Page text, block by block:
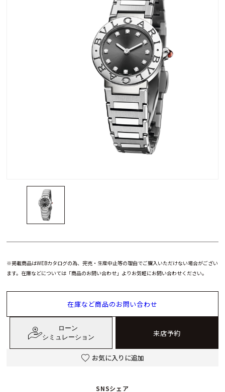
※掲載商品はWEBカタログの為、完売・生産中止等の理由でご購入いただけない場合がござい
ます。在庫などについては「商品のお問い合わせ」よりお気軽にお問い合わせください。
在庫など商品のお問い合わせ
ローン
シミュレーション
来店予約
お気に入りに追加
SNSシェア